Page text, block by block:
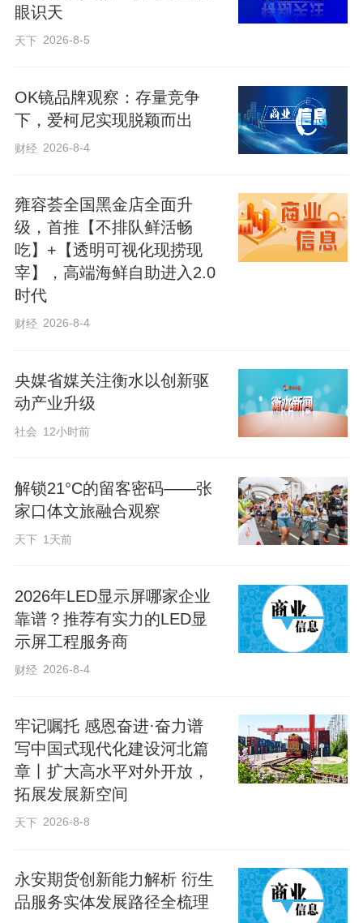
眼识天
天下 2026-8-5
OK镜品牌观察：存量竞争
下，爱柯尼实现脱颖而出
财经 2026-8-4
雍容荟全国黑金店全面升
级，首推【不排队鲜活畅
吃】+【透明可视化现捞现
宰】，高端海鲜自助进入2.0
时代
财经 2026-8-4
央媒省媒关注衡水以创新驱
动产业升级
社会 12小时前
解锁21°C的留客密码——张
家口体文旅融合观察
天下 1天前
2026年LED显示屏哪家企业
靠谱？推荐有实力的LED显
示屏工程服务商
财经 2026-8-4
牢记嘱托 感恩奋进·奋力谱
写中国式现代化建设河北篇
章丨扩大高水平对外开放，
拓展发展新空间
天下 2026-8-8
永安期货创新能力解析 衍生
品服务实体发展路径全梳理